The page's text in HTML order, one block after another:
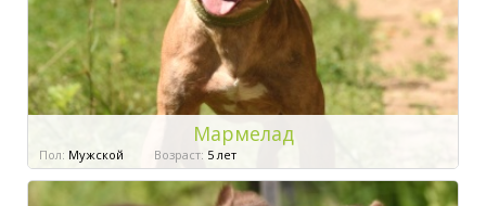
Мармелад
Пол: Мужской Возраст: 5 лет